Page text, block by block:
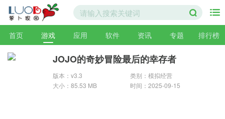
首页 游戏 应用 软件 资讯 专题 排行榜
JOJO的奇妙冒险最后的幸存者
版本：v3.3
类别：模拟经营
大小：85.53 MB
时间：2025-09-15